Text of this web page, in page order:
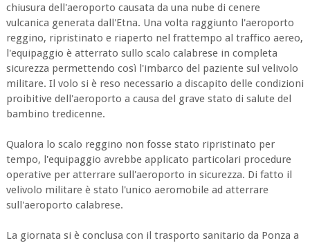
chiusura dell'aeroporto causata da una nube di cenere
vulcanica generata dall'Etna. Una volta raggiunto l'aeroporto
reggino, ripristinato e riaperto nel frattempo al traffico aereo,
l'equipaggio è atterrato sullo scalo calabrese in completa
sicurezza permettendo così l'imbarco del paziente sul velivolo
militare. Il volo si è reso necessario a discapito delle condizioni
proibitive dell'aeroporto a causa del grave stato di salute del
bambino tredicenne.
Qualora lo scalo reggino non fosse stato ripristinato per
tempo, l'equipaggio avrebbe applicato particolari procedure
operative per atterrare sull'aeroporto in sicurezza. Di fatto il
velivolo militare è stato l'unico aeromobile ad atterrare
sull'aeroporto calabrese.
La giornata si è conclusa con il trasporto sanitario da Ponza a